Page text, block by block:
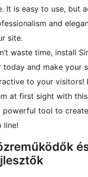
It is easy to use, but
and
site.
waste time, install
today and make your
to your visitors!
at first sight with
powerful tool to
line!